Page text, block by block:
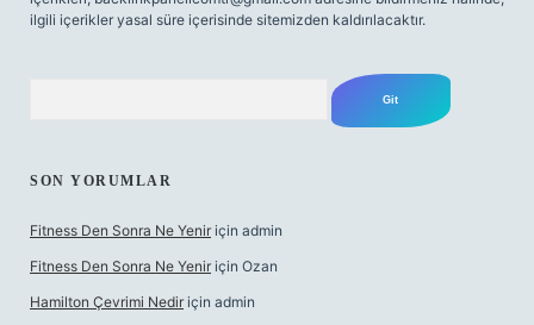
ilgili içerikler yasal süre içerisinde sitemizden kaldırılacaktır.
SON YORUMLAR
Fitness Den Sonra Ne Yenir için admin
Fitness Den Sonra Ne Yenir için Ozan
Hamilton Çevrimi Nedir için admin